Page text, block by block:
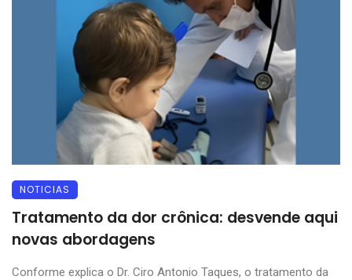
NOTICIAS
Tratamento da dor crônica: desvende aqui
novas abordagens
Conforme explica o Dr. Ciro Antonio Taques, o tratamento da